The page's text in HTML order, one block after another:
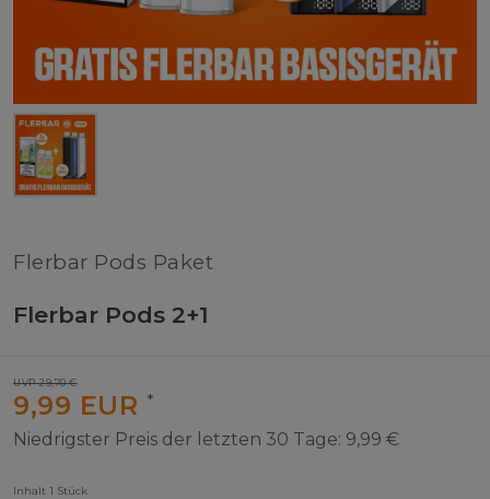
Flerbar Pods Paket
Flerbar Pods 2+1
UVP 29,70 €
9,99 EUR *
Niedrigster Preis der letzten 30 Tage: 9,99 €
Inhalt 1 Stück